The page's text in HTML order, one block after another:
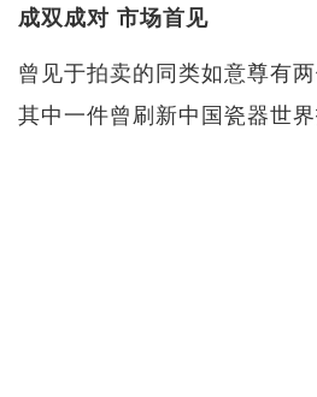
成双成对 市场首见
曾见于拍卖的同类如意尊有
其中一件曾刷新中国瓷器世